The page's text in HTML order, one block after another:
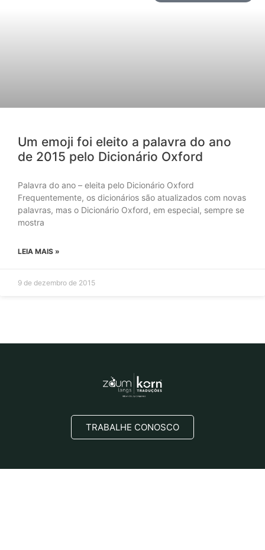
Um emoji foi eleito a palavra do ano
de 2015 pelo Dicionário Oxford
Palavra do ano – eleita pelo Dicionário Oxford
Frequentemente, os dicionários são atualizados com novas
palavras, mas o Dicionário Oxford, em especial, sempre se
mostra
LEIA MAIS »
9 de dezembro de 2015
TRABALHE CONOSCO